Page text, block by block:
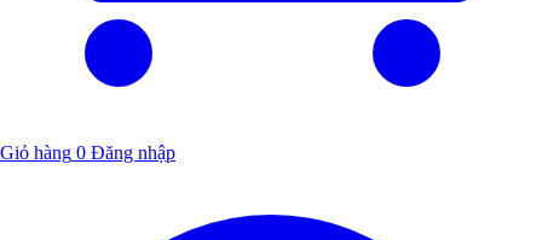
Giỏ hàng 0 Đăng nhập